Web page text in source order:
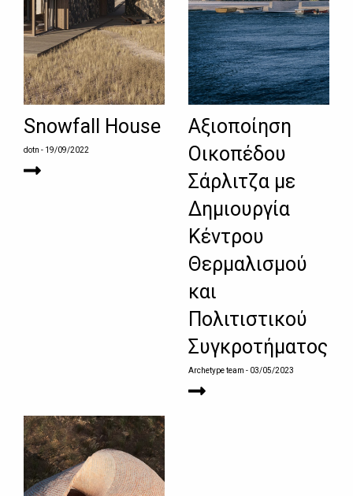
Snowfall House
dotn - 19/09/2022
Αξιοποίηση
Οικοπέδου
Σάρλιτζα με
Δημιουργία
Κέντρου
Θερμαλισμού
και
Πολιτιστικού
Συγκροτήματος
Archetype team - 03/05/2023